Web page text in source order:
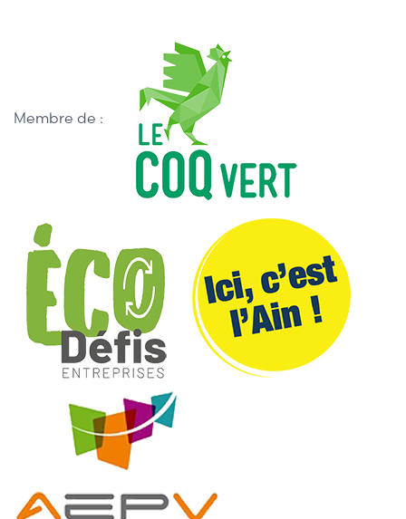
Membre de :